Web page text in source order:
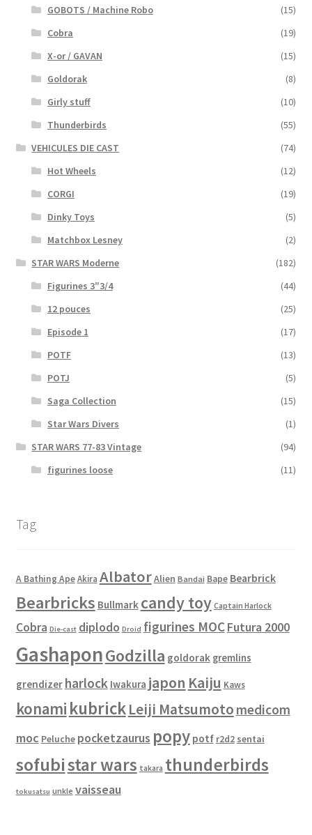
GOBOTS / Machine Robo
(15)
Cobra
(19)
X-or / GAVAN
(15)
Goldorak
(8)
Girly stuff
(10)
Thunderbirds
(55)
VEHICULES DIE CAST
(74)
Hot Wheels
(12)
CORGI
(19)
Dinky Toys
(5)
Matchbox Lesney
(2)
STAR WARS Moderne
(182)
Figurines 3″3/4
(44)
12 pouces
(25)
Episode 1
(17)
POTF
(13)
POTJ
(5)
Saga Collection
(15)
Star Wars Divers
(1)
STAR WARS 77-83 Vintage
(94)
figurines loose
(11)
Tag
A Bathing Ape Akira AlbatorAlien Bandai Bape Bearbrick
Bearbricks Bullmark candy toy Captain Harlock
Cobra Die-cast diplodo Droid figurines MOCFutura 2000
GashaponGodzilla goldorak gremlins
grendizer harlock Iwakura japon Kaiju Kaws
konami kubrickLeiji Matsumoto medicom
moc Peluche pocketzaurus popy potf r2d2 sentai
sofubistar wars takara thunderbirds
tokusatsu unkle vaisseau